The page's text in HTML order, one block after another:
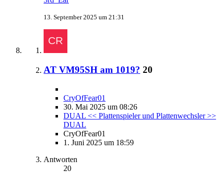
13. September 2025 um 21:31
AT VM95SH am 1019? 20
CryOfFear01
30. Mai 2025 um 08:26
DUAL << Plattenspieler und Plattenwechsler >>
DUAL
CryOfFear01
1. Juni 2025 um 18:59
Antworten
20